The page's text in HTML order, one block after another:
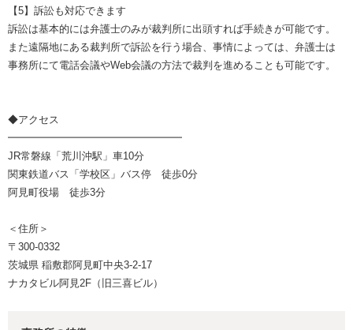
【5】訴訟も対応できます
訴訟は基本的には弁護士のみが裁判所に出頭すれば手続きが可能です。
また遠隔地にある裁判所で訴訟を行う場合、事情によっては、弁護士は
事務所にて電話会議やWeb会議の方法で裁判を進めることも可能です。
◆アクセス
━━━━━━━━━━━━━━━━━
JR常磐線「荒川沖駅」車10分
関東鉄道バス「学校区」バス停 徒歩0分
阿見町役場 徒歩3分
＜住所＞
〒300-0332
茨城県 稲敷郡阿見町中央3-2-17
ナカタビル阿見2F（旧三喜ビル）